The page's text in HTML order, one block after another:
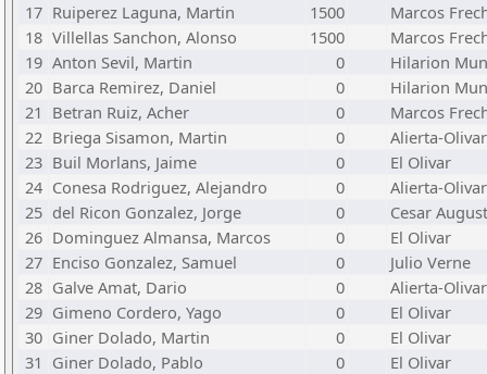
17 Ruiperez Laguna, Martin 1500
Marcos
18 Villellas Sanchon, Alonso 1500
Marcos
19 Anton Sevil, Martin 0
Hilarion
20 Barca Remirez, Daniel 0
Hilarion
21 Betran Ruiz, Acher 0
Marcos
22 Briega Sisamon, Martin 0
Alierta-Olivar
23 Buil Morlans, Jaime 0
El Olivar
24 Conesa Rodriguez, Alejandro 0
Alierta-Olivar
25 del Ricon Gonzalez, Jorge 0
Cesar
26 Dominguez Almansa, Marcos 0
El Olivar
27 Enciso Gonzalez, Samuel 0
Julio Verne
28 Galve Amat, Dario 0
Alierta-Olivar
29 Gimeno Cordero, Yago 0
El Olivar
30 Giner Dolado, Martin 0
El Olivar
31 Giner Dolado, Pablo 0
El Olivar